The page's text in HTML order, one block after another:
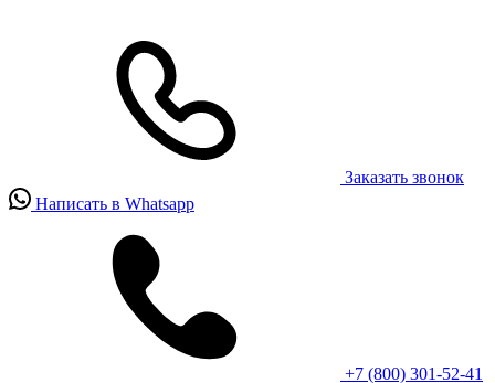
Заказать звонок
Написать в Whatsapp
+7 (800) 301-52-41